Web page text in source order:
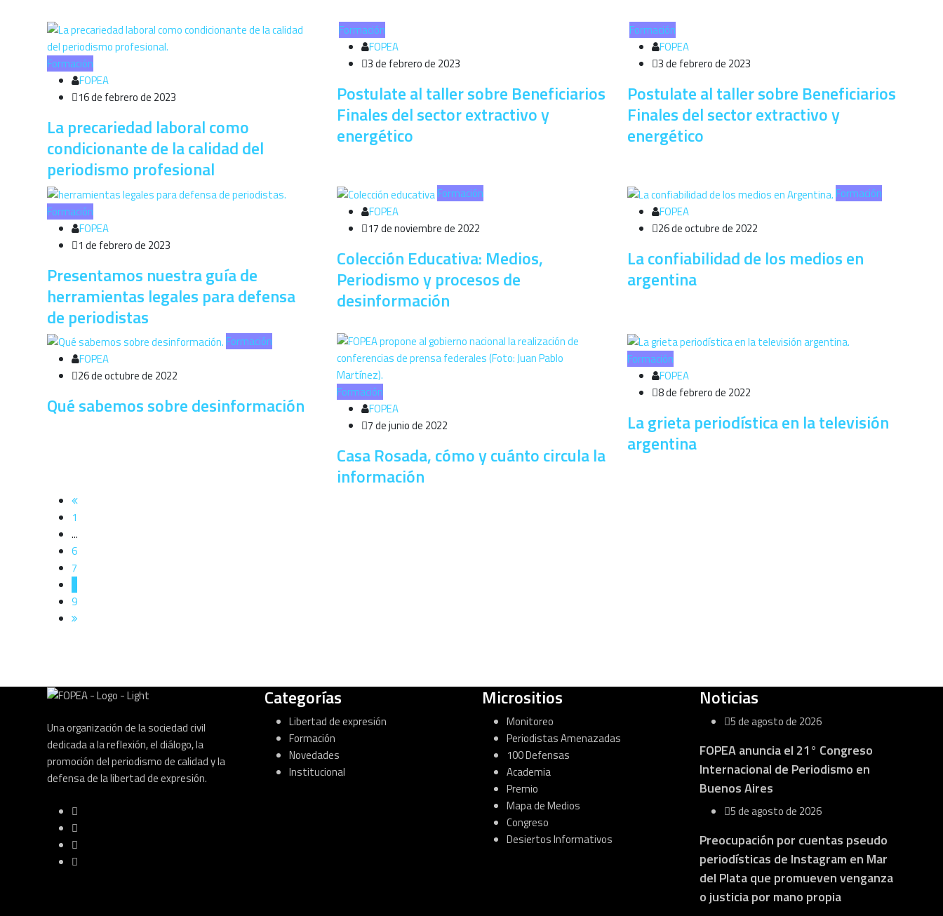
Formación
FOPEA
16 de febrero de 2023
La precariedad laboral como
condicionante de la calidad del
periodismo profesional
Formación
FOPEA
3 de febrero de 2023
Postulate al taller sobre Beneficiarios
Finales del sector extractivo y
energético
Formación
FOPEA
3 de febrero de 2023
Postulate al taller sobre Beneficiarios
Finales del sector extractivo y
energético
Formación
FOPEA
1 de febrero de 2023
Presentamos nuestra guía de
herramientas legales para defensa
de periodistas
Formación
FOPEA
17 de noviembre de 2022
Colección Educativa: Medios,
Periodismo y procesos de
desinformación
Formación
FOPEA
26 de octubre de 2022
La confiabilidad de los medios en
argentina
Formación
FOPEA
26 de octubre de 2022
Qué sabemos sobre desinformación
Formación
FOPEA
7 de junio de 2022
Casa Rosada, cómo y cuánto circula la
información
Formación
FOPEA
8 de febrero de 2022
La grieta periodística en la televisión
argentina
1
...
6
7
9
Una organización de la sociedad civil
dedicada a la reflexión, el diálogo, la
promoción del periodismo de calidad y la
defensa de la libertad de expresión.
Categorías
Libertad de expresión
Formación
Novedades
Institucional
Micrositios
Monitoreo
Periodistas Amenazadas
100 Defensas
Academia
Premio
Mapa de Medios
Congreso
Desiertos Informativos
Noticias
5 de agosto de 2026
FOPEA anuncia el 21° Congreso
Internacional de Periodismo en
Buenos Aires
5 de agosto de 2026
Preocupación por cuentas pseudo
periodísticas de Instagram en Mar
del Plata que promueven venganza
o justicia por mano propia